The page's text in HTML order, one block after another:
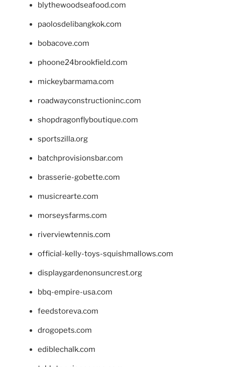
blythewoodseafood.com
paolosdelibangkok.com
bobacove.com
phoone24brookfield.com
mickeybarmama.com
roadwayconstructioninc.com
shopdragonflyboutique.com
sportszilla.org
batchprovisionsbar.com
brasserie-gobette.com
musicrearte.com
morseysfarms.com
riverviewtennis.com
official-kelly-toys-squishmallows.com
displaygardenonsuncrest.org
bbq-empire-usa.com
feedstoreva.com
drogopets.com
ediblechalk.com